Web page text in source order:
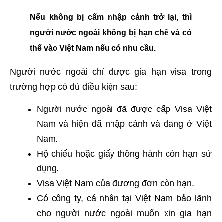
Nếu không bị cấm nhập cảnh trở lại, thì
người nước ngoài không bị hạn chế và có
thể vào Việt Nam nếu có nhu cầu.
Người nước ngoài chỉ được gia hạn visa trong
trường hợp có đủ điều kiện sau:
Người nước ngoài đã được cấp Visa Việt
Nam và hiện đã nhập cảnh và đang ở Việt
Nam.
Hộ chiếu hoặc giấy thông hành còn hạn sử
dụng.
Visa Việt Nam của đương đơn còn hạn.
Có công ty, cá nhân tại Việt Nam bảo lãnh
cho người nước ngoài muốn xin gia hạn